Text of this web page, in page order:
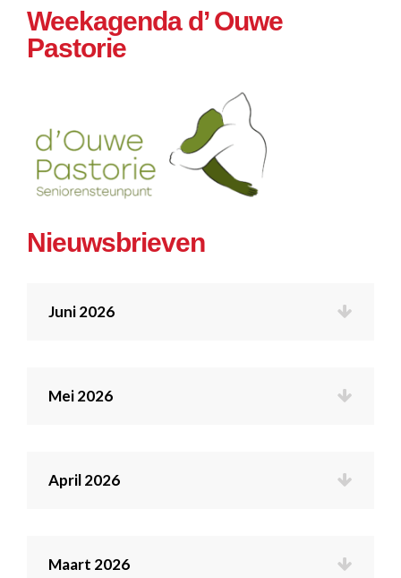
Weekagenda d’ Ouwe
Pastorie
Nieuwsbrieven
Juni 2026
Mei 2026
April 2026
Maart 2026